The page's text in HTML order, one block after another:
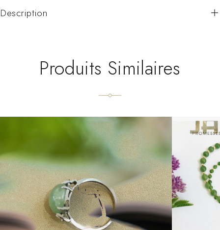
Description
Produits Similaires